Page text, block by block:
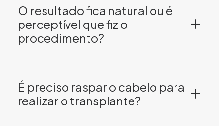
O resultado fica natural ou é
perceptível que fiz o
procedimento?
É preciso raspar o cabelo para
realizar o transplante?